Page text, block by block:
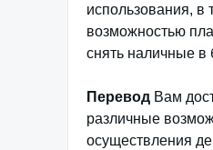
использования, в
возможностью
снять наличные в
Перевод Вам
различные
осуществления